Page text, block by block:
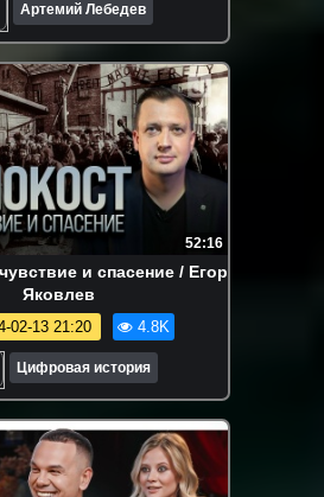
Артемий Лебедев
52:16
и спасение / Егор
Яковлев
02-13 21:20 4.8K
Цифровая история